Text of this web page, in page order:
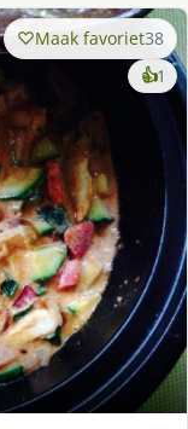
Maak favoriet38
👍1